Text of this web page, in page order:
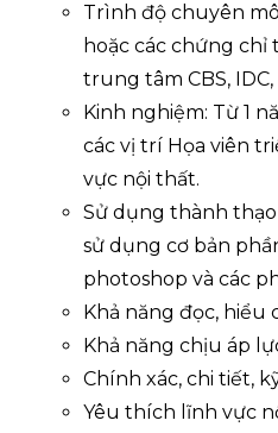
Trình độ chuyên
hoặc các chứng
trung tâm CBS,
Kinh nghiệm: Từ 1
các vị trí Họa viên
vực nội thất.
Sử dụng thành
sử dụng cơ bản
photoshop và các
Khả năng đọc, hiểu
Khả năng chịu áp
Chính xác, chi tiết,
Yêu thích lĩnh vực